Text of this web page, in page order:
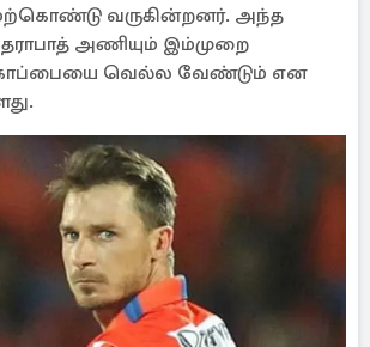
வருகின்றனர். அந்த
அணியும் இம்முறை
கோப்பையை வெல்ல வேண்டும் என